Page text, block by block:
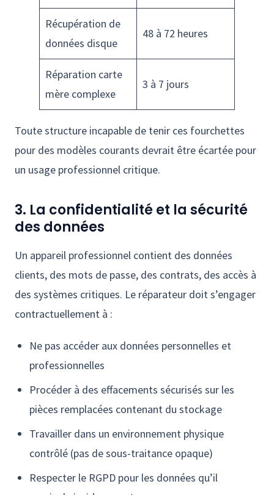
Récupération de
données disque
48 à 72 heures
Réparation carte
mère complexe
3 à 7 jours
Toute structure incapable de tenir ces fourchettes
pour des modèles courants devrait être écartée pour
un usage professionnel critique.
3. La confidentialité et la sécurité
des données
Un appareil professionnel contient des données
clients, des mots de passe, des contrats, des accès à
des systèmes critiques. Le réparateur doit s’engager
contractuellement à :
Ne pas accéder aux données personnelles et
professionnelles
Procéder à des effacements sécurisés sur les
pièces remplacées contenant du stockage
Travailler dans un environnement physique
contrôlé (pas de sous-traitance opaque)
Respecter le RGPD pour les données qu’il